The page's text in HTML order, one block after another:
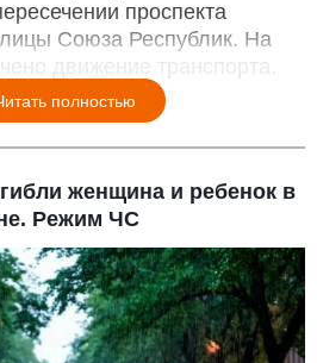
проспекта
Союза Республик. На
движение транспорта.
полностью
женщина и ребенок в
Режим ЧС